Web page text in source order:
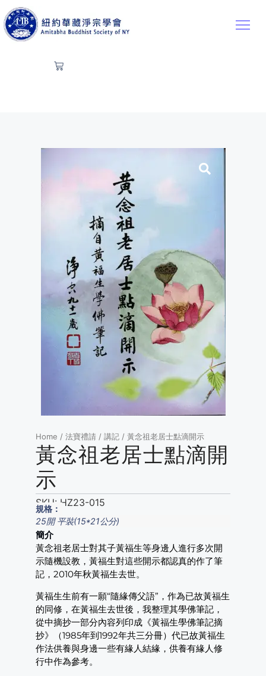
Home / 法寶禮請 / 講記 / 黃念祖老居士點滴開示
黃念祖老居士點滴開
示
SKU: HZ23-015
規格：
25開 平裝(15*21公分)
簡介
黃念祖老居士對其子黃福生等身邊人進行多次開
示隨機設教，黃福生對這些開示都認真的作了筆
記，2010年秋黃福生去世。
黃福生生前有一願“隨緣傳父語”，作為已故黃福生
的同修，在黃福生去世後，我整理其學佛筆記，
從中摘抄一部分內容列印成《黃福生學佛筆記摘
抄》（1985年到1992年共三分冊）代已故黃福生
作法供養與身邊一些有緣人結緣，供養有緣人修
行中作為參考。